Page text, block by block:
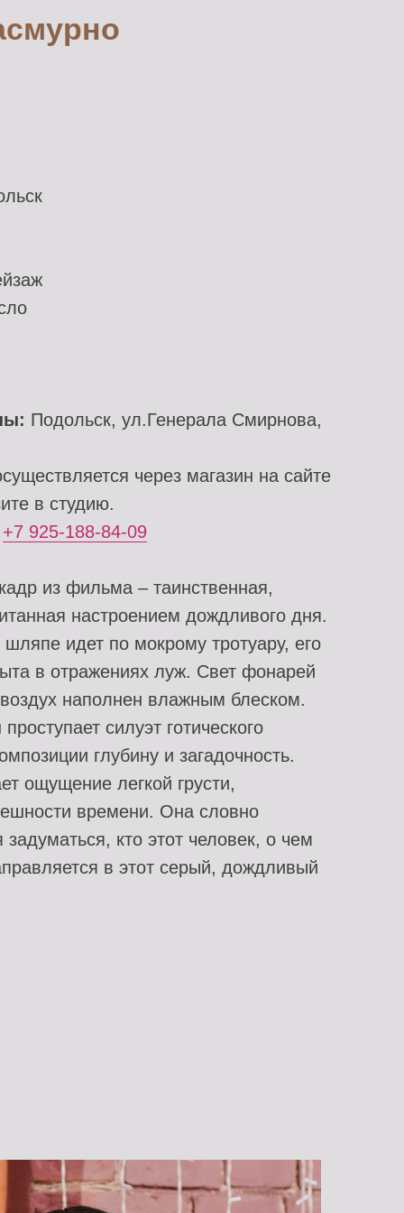
Подольск, ул.Генерала Смирнова,
через магазин на сайте
в студию.
+7 925-188-84-09
из фильма – таинственная,
настроением дождливого дня.
идет по мокрому тротуару, его
в отражениях луж. Свет фонарей
наполнен влажным блеском.
силуэт готического
глубину и загадочность.
ощущение легкой грусти,
времени. Она словно
задуматься, кто этот человек, о чем
в этот серый, дождливый